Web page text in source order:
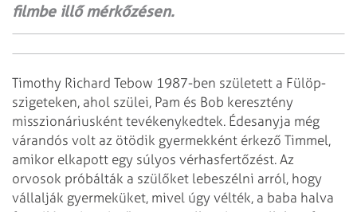
filmbe illő mérkőzésen.
Timothy Richard Tebow 1987-ben született a Fülöp-
szigeteken, ahol szülei, Pam és Bob keresztény
misszionáriusként tevékenykedtek. Édesanyja még
várandós volt az ötödik gyermekként érkező Timmel,
amikor elkapott egy súlyos vérhasfertőzést. Az
orvosok próbálták a szülőket lebeszélni arról, hogy
vállalják gyermeküket, mivel úgy vélték, a baba halva